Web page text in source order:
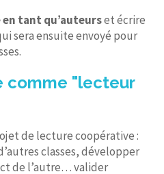
tant qu’auteurset écrire
sera ensuite envoyé pour
comme "lecteur
de lecture coopérative :
classes, développer
de l’autre… valider